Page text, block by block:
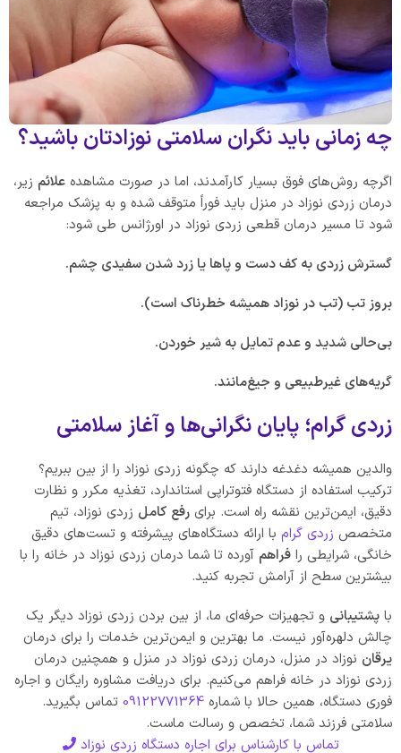
چه زمانی باید نگران سلامتی نوزادتان باشید؟
اگرچه روش‌های فوق بسیار کارآمدند، اما در صورت مشاهده علائم زیر،
درمان زردی نوزاد در منزل باید فوراً متوقف شده و به پزشک مراجعه
شود تا مسیر درمان قطعی زردی نوزاد در اورژانس طی شود:
گسترش زردی به کف دست و پاها یا زرد شدن سفیدی چشم.
بروز تب (تب در نوزاد همیشه خطرناک است).
بی‌حالی شدید و عدم تمایل به شیر خوردن.
گریه‌های غیرطبیعی و جیغ‌مانند.
زردی گرام؛ پایان نگرانی‌ها و آغاز سلامتی
والدین همیشه دغدغه دارند که چگونه زردی نوزاد را از بین ببریم؟
ترکیب استفاده از دستگاه فتوتراپی استاندارد، تغذیه مکرر و نظارت
دقیق، ایمن‌ترین نقشه راه است. برای رفع کامل زردی نوزاد، تیم
متخصص زردی گرام با ارائه دستگاه‌های پیشرفته و تست‌های دقیق
خانگی، شرایطی را فراهم آورده تا شما درمان زردی نوزاد در خانه را با
بیشترین سطح از آرامش تجربه کنید.
با پشتیبانی و تجهیزات حرفه‌ای ما، از بین بردن زردی نوزاد دیگر یک
چالش دلهره‌آور نیست. ما بهترین و ایمن‌ترین خدمات را برای درمان
یرقان نوزاد در منزل، درمان زردی نوزاد در منزل و همچنین درمان
زردی نوزاد در خانه فراهم می‌کنیم. برای دریافت مشاوره رایگان و اجاره
فوری دستگاه، همین حالا با شماره 09122771364 تماس بگیرید.
سلامتی فرزند شما، تخصص و رسالت ماست.
تماس با کارشناس برای اجاره دستگاه زردی نوزاد